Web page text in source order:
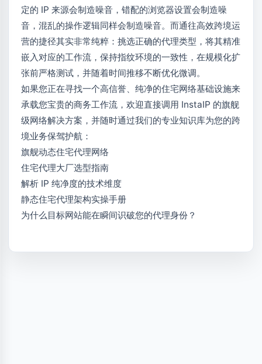
定的 IP 来源会制造噪音，错配的浏览器设置会制造噪
音，混乱的操作逻辑同样会制造噪音。而通往高效跨境运
营的捷径其实非常纯粹：挑选正确的代理类型，将其精准
嵌入对应的工作流，保持指纹环境的一致性，在规模化扩
张前严格测试，并随着时间推移不断优化微调。
如果您正在寻找一个高信誉、纯净的住宅网络基础设施来
承载您宝贵的商务工作流，欢迎直接调用 InstaIP 的旗舰
级网络解决方案，并随时通过我们的专业知识库为您的跨
境业务保驾护航：
旗舰动态住宅代理网络
住宅代理大厂选型指南
解析 IP 纯净度的技术维度
静态住宅代理架构实操手册
为什么目标网站能在瞬间识破您的代理身份？